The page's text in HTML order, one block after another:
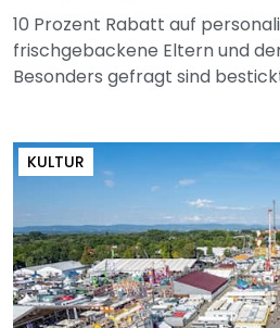
10 Prozent Rabatt auf
frischgebackene Eltern und
Besonders gefragt sind
KULTUR